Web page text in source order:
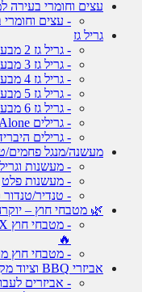
עצים וחומרי בעירה
- עצים וחומרי
גריל גז
- גריל גז 2 מבערים
- גריל גז 3 מבערים
- גריל גז 4 מבערים
- גריל גז 5 מבערים
- גריל גז 6 מבערים
- גרילים Built-In / Stand-Alone
- גרילים
מעשנה/מנגל פחמים/טנדיר
- מעשנות וגרילי
- מעשנות פלט
- טנדיר/טנדור
🌿 מטבחי חוץ – יוקרה,
- מטבחי חוץ
אביזרי BBQ וציוד מקצועי לגריל מעשנות טאבון וטיפול בבשר
- אביזרים